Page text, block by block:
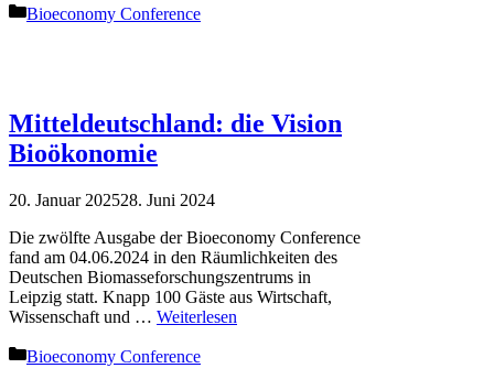
Kategorien
Bioeconomy Conference
Mitteldeutschland: die Vision
Bioökonomie
20. Januar 202528. Juni 2024
Die zwölfte Ausgabe der Bioeconomy Conference
fand am 04.06.2024 in den Räumlichkeiten des
Deutschen Biomasseforschungszentrums in
Leipzig statt. Knapp 100 Gäste aus Wirtschaft,
Wissenschaft und … Weiterlesen
Kategorien
Bioeconomy Conference